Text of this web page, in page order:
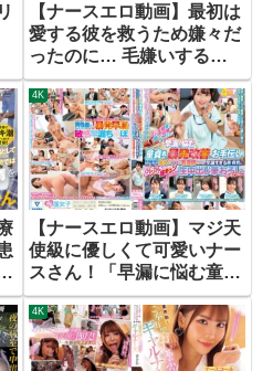
【ナースエロ動画】最初は
愛する彼を救うため嫌々だ
ったのに… 毛嫌いするセ
クハラ院長たちのチ〇ポが
身悶えするほど気持ち良過
ぎて自ら挿入をおねだりす
るほど病みつきになった爆
乳ナース 桃園怜奈
4K
【ナースエロ動画】マジ天
使級に優しくて可愛いナー
スさん！「早漏に悩む童貞
君の暴発改善のお手伝いし
てくれませんか？」男性器
慣れしているようで意外と
ウブな看護師さんが早漏す
4K